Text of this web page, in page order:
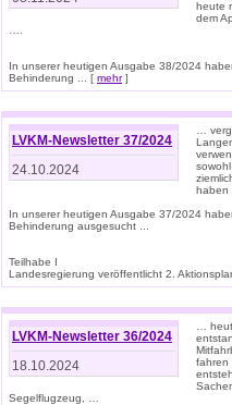
heute
dem
In unserer heutigen Ausgabe 38/2024
Behinderung ... [ mehr]
LVKM-Newsletter 37/2024
24.10.2024
…
In unserer heutigen Ausgabe 37/2024
Behinderung ausgesucht ...
Teilhabe I
Landesregierung veröffentlicht 2.
LVKM-Newsletter 36/2024
18.10.2024
…
fahren
Segelflugzeug, …